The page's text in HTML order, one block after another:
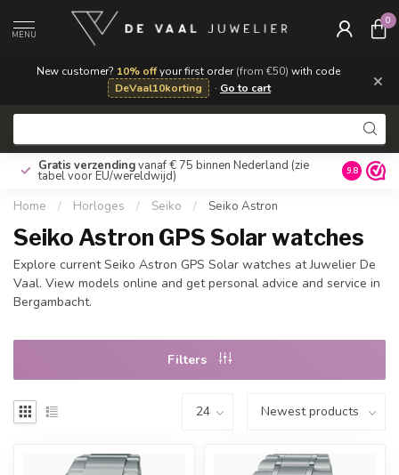
New customer? 10% offyour first order(from €50) with code
DeVaal10korting
· Go to cart ×
MENU
0
Gratis verzendingvanaf € 75 binnen Nederland (zie
tabel voor EU/wereldwijd) 9.8
Home / Horloges / Seiko / Seiko Astron
Seiko Astron GPS Solar watches
Explore current Seiko Astron GPS Solar watches at Juwelier De
Vaal. View models online and get personal advice and service in
Bergambacht.
Filters